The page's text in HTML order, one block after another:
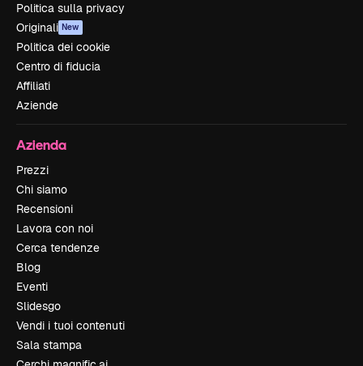
Politica sulla privacy
Originali New
Politica dei cookie
Centro di fiducia
Affiliati
Aziende
Azienda
Prezzi
Chi siamo
Recensioni
Lavora con noi
Cerca tendenze
Blog
Eventi
Slidesgo
Vendi i tuoi contenuti
Sala stampa